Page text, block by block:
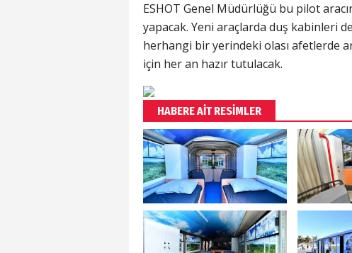
ESHOT Genel Müdürlüğü bu pilot
yapacak. Yeni araçlarda duş kabinleri
herhangi bir yerindeki olası afetlerde
için her an hazır tutulacak.
HABERE AİT RESİMLER